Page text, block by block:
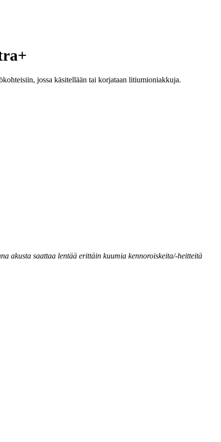
jossa käsitellään tai korjataan litiumioniakkuja.
akusta saattaa lentää erittäin kuumia kennoroiskeita/-heitteitä